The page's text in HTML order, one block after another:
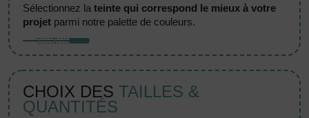
sélectionnez lateinte qui correspond le mieux à votre
projet parmi notre palette de couleurs.
CHOIX DES TAILLES &
QUANTITÉS